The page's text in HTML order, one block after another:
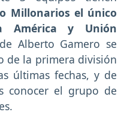
Millonarios el único
y Unión
Alberto Gamero se
de la primera división
últimas fechas, y de
conocer el grupo de